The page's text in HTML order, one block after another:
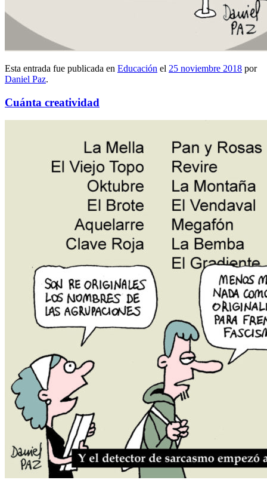
Esta entrada fue publicada en Educación el 25 noviembre 2018 por
Daniel Paz.
Cuánta creatividad